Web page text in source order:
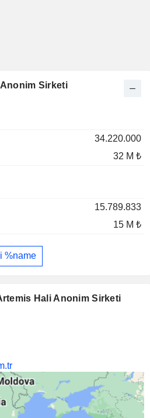
Sirketi
34.220.000
32 M ₺
15.789.833
15 M ₺
%name
Hali Anonim Sirketi